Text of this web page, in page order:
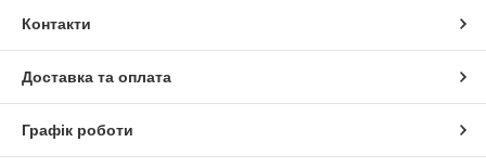
Контакти
Доставка та оплата
Графік роботи